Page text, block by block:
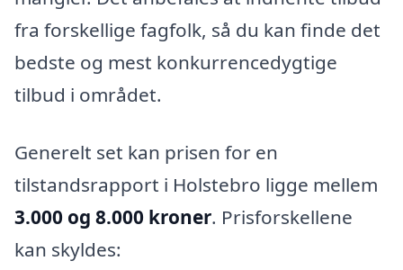
fra forskellige fagfolk, så du kan finde det
bedste og mest konkurrencedygtige
tilbud i området.
Generelt set kan prisen for en
tilstandsrapport i Holstebro ligge mellem
3.000 og 8.000 kroner. Prisforskellene
kan skyldes: